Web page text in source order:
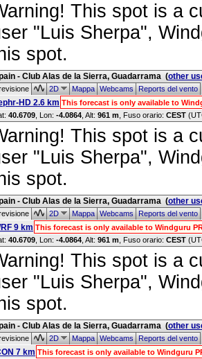
This spot is a
"Luis Sherpa",
spot.
- Club Alas de la Sierra, Guadarrama (other
2D MappaWebcamsReports del vento
HD 2.6 km This forecast is only available to
40.6709 , Lon: -4.0864 Alt: 961 m , Fuso orario: CEST
This spot is a
"Luis Sherpa",
spot.
- Club Alas de la Sierra, Guadarrama (other
2D MappaWebcamsReports del vento
9 km This forecast is only available to Windguru
40.6709 , Lon: -4.0864 Alt: 961 m , Fuso orario: CEST
This spot is a
"Luis Sherpa",
spot.
- Club Alas de la Sierra, Guadarrama (other
2D MappaWebcamsReports del vento
7 km This forecast is only available to Windguru